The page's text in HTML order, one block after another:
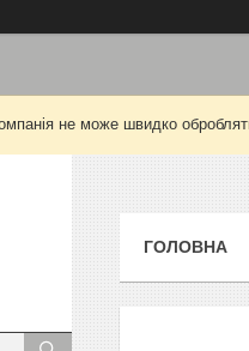
не може швидко
ГОЛОВНА